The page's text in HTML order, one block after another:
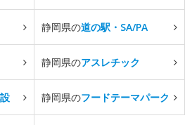
静岡県の道の駅・SA/PA
静岡県のアスレチック
静岡県のフードテーマパーク